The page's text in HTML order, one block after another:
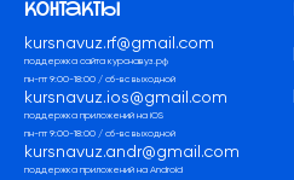
контакты
kursnavuz.rf@gmail.com
поддержка сайта курснавуз.рф
пн-пт 9:00-18:00 / сб-вс выходной
kursnavuz.ios@gmail.com
поддержка приложений на iOS
пн-пт 9:00-18:00 / сб-вс выходной
kursnavuz.andr@gmail.com
поддержка приложений на Android